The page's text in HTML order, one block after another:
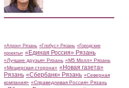
«Атрон» Рязань «Глобус» Рязань «Городские
проекты» «Единая Россия» Рязань
«Лучшие друзья» Рязань «М5 Молл» Рязань
«Мещерская сторона» «Новая газета»
Рязань «Сбербанк» Рязань «Северная
компания» «Справедливая Россия» Рязань